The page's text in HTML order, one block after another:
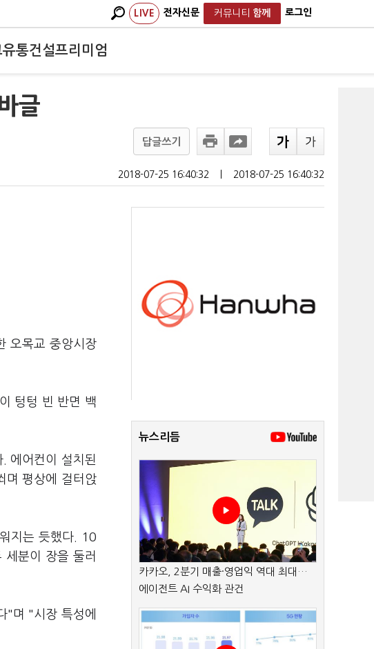
LIVE 전자신문 커뮤니티 함께 로그인
유통건설프리미엄
글
답글쓰기
2018-07-25 16:40:32 2018-07-25 16:40:32
오목교 중앙시장
텅텅 빈 반면 백
에어컨이 설치된
며 평상에 걸터앉
지는 듯했다. 10
분이 장을 둘러
"며 "시장 특성에
뉴스리듬
카카오, 2분기 매출·영업익 역대 최대…
에이전트 AI 수익화 관건